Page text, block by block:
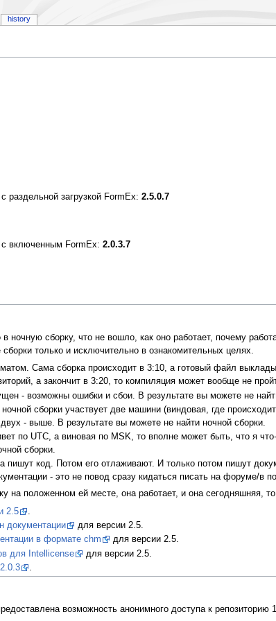
раздельной загрузкой FormEx: 2.5.0.7
c включенным FormEx: 2.0.3.7
ночную сборку, что не вошло, как оно работает, почему
только и исключительно в ознакомительных целях.
Сама сборка происходит в 3:10, а готовый файл
а закончит в 3:20, то компиляция может вообще не
- возможны ошибки и сбои. В результате вы можете не
сборки участвует две машини (виндовая, где
- выше. В результате вы можете не найти ночной сборки.
по UTC, а виновая по MSK, то вполне может быть, что я
сборки.
пишут код. Потом его отлаживают. И только потом пишут
- это не повод сразу кидаться писать на форуме/
на положенном ей месте, она работает, и она сегодняшняя,
2.5
документации
для версии 2.5.
в формате chm
для версии 2.5.
для Intellicense
для версии 2.5.
возможность анонимного доступа к репозиторию
history